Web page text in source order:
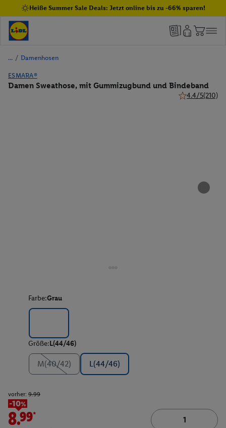
Heiße Summer Sale Deals: Jetzt online bis zu -66% sparen!
/ Damenhosen
ESMARA®
Damen Sweathose, mit Gummizugbund und Bindeband
4.4/5(210)
Farbe:Grau
Größe:L(44/46)
M(40/42) L(44/46)
vorher: 9.99
-10%
8.99*